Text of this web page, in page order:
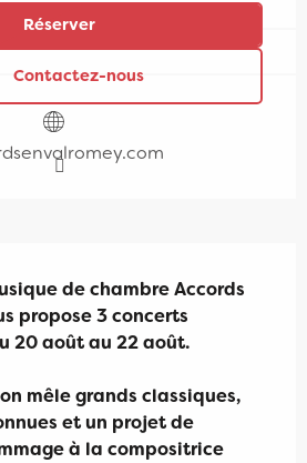
Réserver
Contactez-nous
de chambre Accords
propose 3 concerts
20 août au 22 août.
mêle grands classiques,
et un projet de
à la compositrice